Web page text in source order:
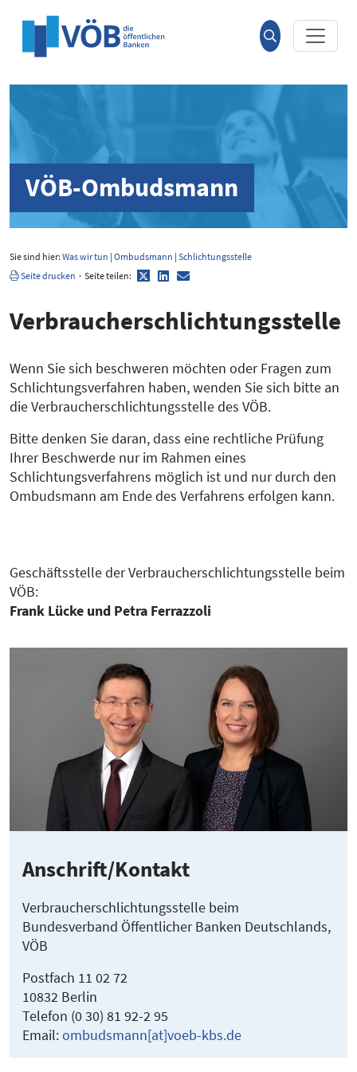
Suche
öffnen
VÖB-Ombudsmann
Sie sind hier: Was wir tun | Ombudsmann | Schlichtungsstelle
Seite drucken · Seite teilen: TwitterLinkedIn
E-
Mail
Verbrau­cher­schlich­tungs­stelle
Wenn Sie sich beschweren möchten oder Fragen zum
Schlichtungsverfahren haben, wenden Sie sich bitte an
die Verbraucherschlichtungsstelle des VÖB.
Bitte denken Sie daran, dass eine rechtliche Prüfung
Ihrer Beschwerde nur im Rahmen eines
Schlichtungsverfahrens möglich ist und nur durch den
Ombudsmann am Ende des Verfahrens erfolgen kann.
Geschäftsstelle der Verbraucherschlichtungsstelle beim
VÖB:
Frank Lücke und Petra Ferrazzoli
Anschrift/Kontakt
Verbraucherschlichtungsstelle beim
Bundesverband Öffentlicher Banken Deutschlands,
VÖB
Postfach 11 02 72
10832 Berlin
Telefon (0 30) 81 92-2 95
Email:ombudsmann[at]voeb-kbs.de